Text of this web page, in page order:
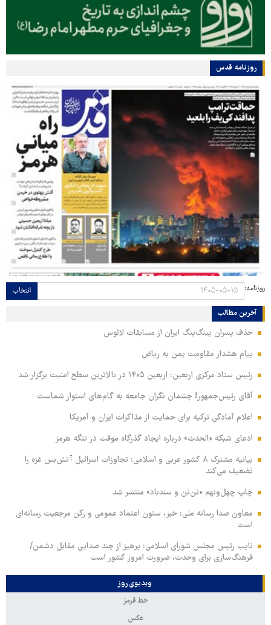
روزنامه قدس
روزنامه: انتخاب
آخرین مطالب
حذف پسران پینگ‌پنگ ایران از مسابقات لائوس
پیام هشدار مقاومت یمن به ریاض
رئیس ستاد مرکزی اربعین: اربعین ۱۴۰۵ در بالاترین سطح امنیت برگزار شد
آقای رئیس‌جمهور! چشمان نگران جامعه به گام‌های استوار شماست
اعلام آمادگی ترکیه برای حمایت از مذاکرات ایران و آمریکا
ادعای شبکه «الحدث» درباره ایجاد گذرگاه موقت در تنگه هرمز
بیانیه مشترک ۸ کشور عربی و اسلامی: تجاوزات اسرائیل آتش‌بس غزه را
تضعیف می‌کند
چاپ چهل‌ونهم «تن‌تن و سندباد» منتشر شد
معاون صدا رسانه ملی: خبر، ستون اعتماد عمومی و رکن مرجعیت رسانه‌ای
است
نایب رئیس مجلس شورای اسلامی: پرهیز از چند صدایی مقابل دشمن/
فرهنگ‌سازی برای وحدت، ضرورت امروز کشور است
ویدیوی روز
خط قرمز
عکس